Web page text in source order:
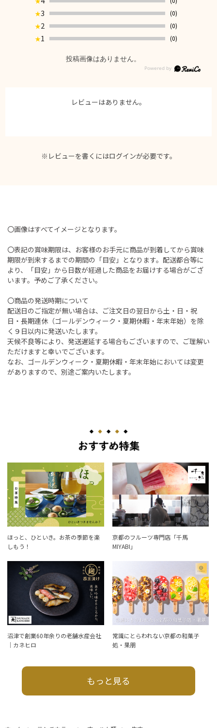
★3
(0)
★2
(0)
★1 (0)
投稿画像はありません。
レビューはありません。
※レビューを書くにはログインが必要です。
〇画像はすべてイメージとなります。
〇表記の賞味期限は、お客様のお手元に商品が到着してから賞味
期限が到来するまでの期間の「目安」となります。配送都合等に
より、「目安」から日数が経過した商品をお届けする場合がござ
います。予めご了承ください。
〇商品の発送時期について
配送日のご指定が無い場合は、ご注文日の翌日から土・日・祝
日・長期連休（ゴールデンウィーク・夏期休暇・年末年始）を除
く９日以内に発送いたします。
天候不良等により、発送遅延する場合もございますので、ご理解い
ただけますと幸いでございます。
なお、ゴールデンウィーク・夏期休暇・年末年始においては変更
がありますので、別途ご案内いたします。
ほっと、ひといき。お茶の季節を楽
しもう！
京都のフルーツ専門店「千馬
MIYABI」
沼津で創業60年余りの老舗水産会社
｜カネヒロ
常識にとらわれない京都の和菓子
処・果朋
もっと見る